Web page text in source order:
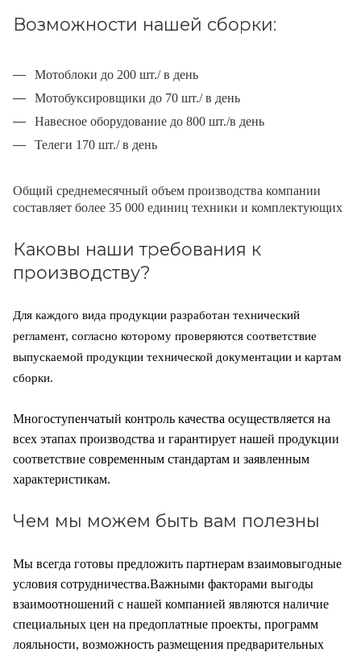
Возможности нашей сборки:
Мотоблоки до 200 шт./ в день
Мотобуксировщики до 70 шт./ в день
Навесное оборудование до 800 шт./в день
Телеги 170 шт./ в день
Общий среднемесячный объем производства компании
составляет более 35 000 единиц техники и комплектующих
Каковы наши требования к
производству?
Для каждого вида продукции разработан технический
регламент, согласно которому проверяются соответствие
выпускаемой продукции технической документации и картам
сборки.
Многоступенчатый контроль качества осуществляется на
всех этапах производства и гарантирует нашей продукции
соответствие современным стандартам и заявленным
характеристикам.
Чем мы можем быть вам полезны
Мы всегда готовы предложить партнерам взаимовыгодные
условия сотрудничества.Важными факторами выгоды
взаимоотношений с нашей компанией являются наличие
специальных цен на предоплатные проекты, программ
лояльности, возможность размещения предварительных